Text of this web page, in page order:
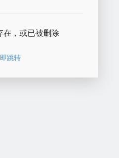
在，或已被删除
跳转